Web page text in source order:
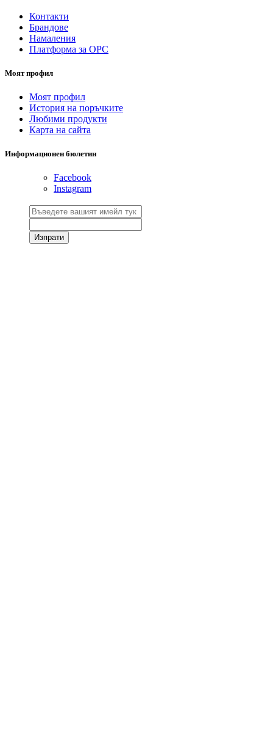
Контакти
Брандове
Намаления
Платформа за ОРС
Моят профил
Моят профил
История на поръчките
Любими продукти
Карта на сайта
Информационен бюлетин
Facebook
Instagram